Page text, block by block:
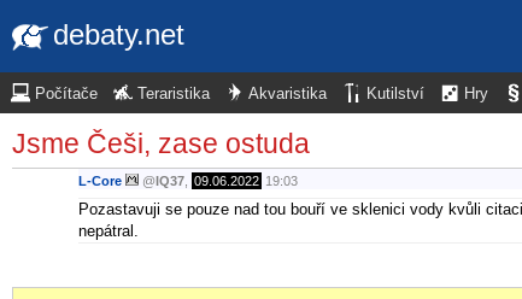
debaty.net
Počítače Teraristika Akvaristika Kutilství Hry
Jsme Češi, zase ostuda
L-Core @IQ37 09.06.2022 19:03
Pozastavuji se pouze nad tou bouří ve sklenici vody kvůli
nepátral.